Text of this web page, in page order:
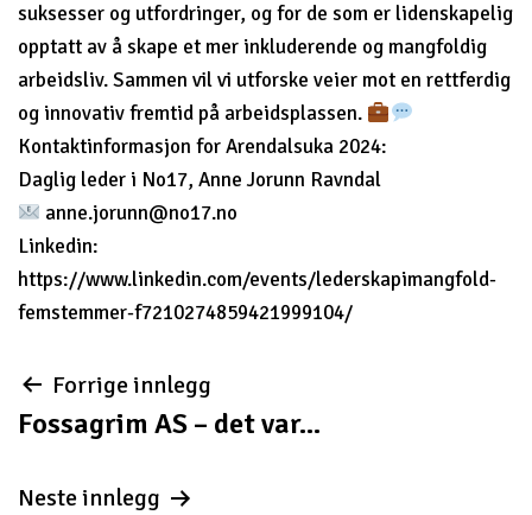
suksesser og utfordringer, og for de som er lidenskapelig
opptatt av å skape et mer inkluderende og mangfoldig
arbeidsliv. Sammen vil vi utforske veier mot en rettferdig
og innovativ fremtid på arbeidsplassen.
Kontaktinformasjon for Arendalsuka 2024:
Daglig leder i No17, Anne Jorunn Ravndal
anne.jorunn@no17.no
Linkedin:
https://www.linkedin.com/events/lederskapimangfold-
femstemmer-f7210274859421999104/
Innleggsnavigasjon
Forrige innlegg
Fossagrim AS – det var...
Neste innlegg